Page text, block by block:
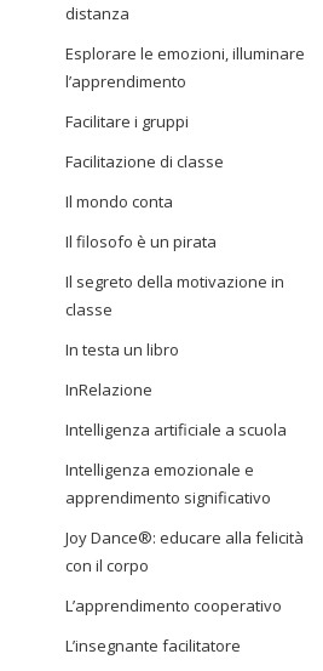
distanza
Esplorare le emozioni, illuminare
l’apprendimento
Facilitare i gruppi
Facilitazione di classe
Il mondo conta
Il filosofo è un pirata
Il segreto della motivazione in
classe
In testa un libro
InRelazione
Intelligenza artificiale a scuola
Intelligenza emozionale e
apprendimento significativo
Joy Dance®: educare alla felicità
con il corpo
L’apprendimento cooperativo
L’insegnante facilitatore